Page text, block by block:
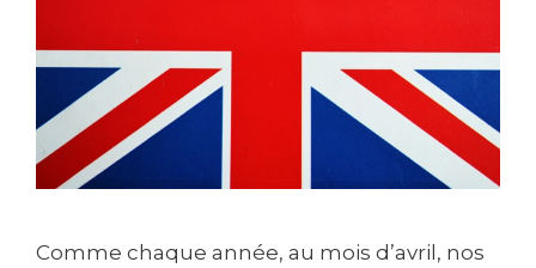
Comme chaque année, au mois d’avril, nos